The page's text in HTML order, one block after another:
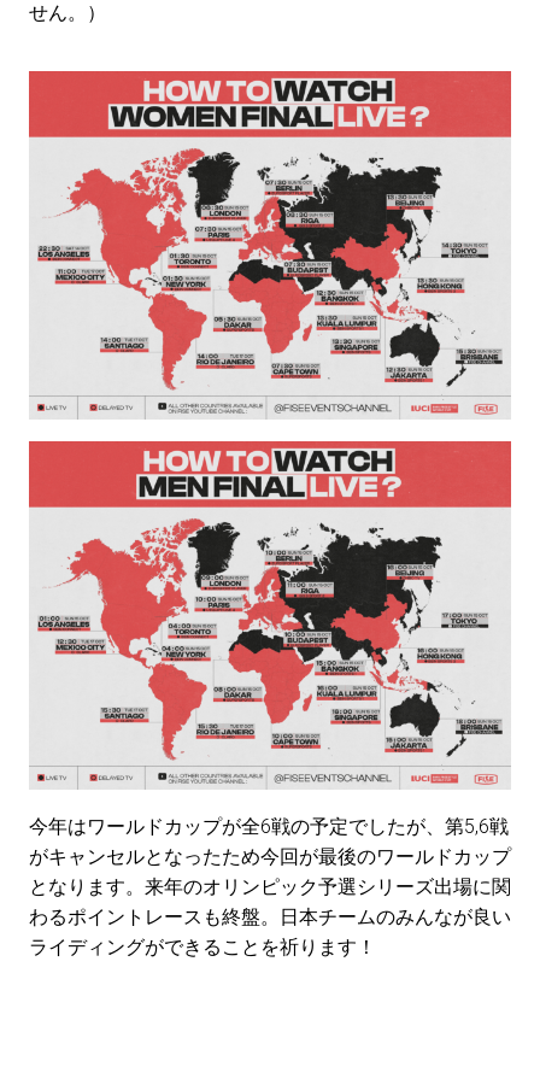
せん。）
今年はワールドカップが全6戦の予定でしたが、第5,6戦
がキャンセルとなったため今回が最後のワールドカップ
となります。来年のオリンピック予選シリーズ出場に関
わるポイントレースも終盤。日本チームのみんなが良い
ライディングができることを祈ります！